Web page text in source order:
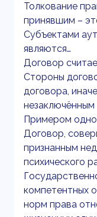
Толкование
принявшим –
Субъектами
являются…
Договор
Стороны
договора,
незаключённым
Примером
Договор,
признанным
психического
компетентных
норм права